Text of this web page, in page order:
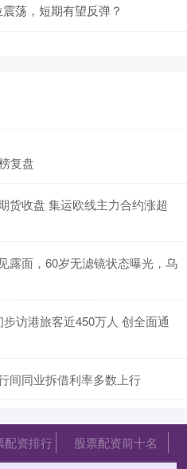
荡，短期有望反弹？
复盘
货收盘 集运欧线主力合约涨超
露面，60岁无滤镜状态曝光，乌
访港旅客近450万人 创全面通
间同业拆借利率多数上行
配资排行 股票配资前十名